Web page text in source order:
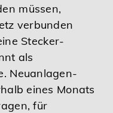
müssen,
verbunden
Stecker-
als
Neuanlagen-
eines Monats
für